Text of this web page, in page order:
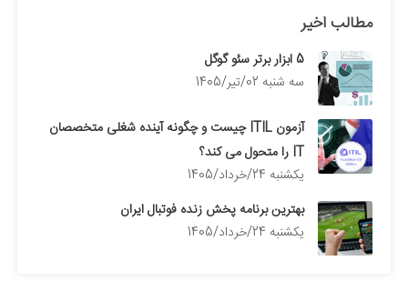
مطالب اخیر
5 ابزار برتر سئو گوگل
سه شنبه 02/تیر/1405
آزمون ITIL چیست و چگونه آینده شغلی متخصصان
IT را متحول می کند؟
يكشنبه 24/خرداد/1405
بهترین برنامه پخش زنده فوتبال ایران
يكشنبه 24/خرداد/1405